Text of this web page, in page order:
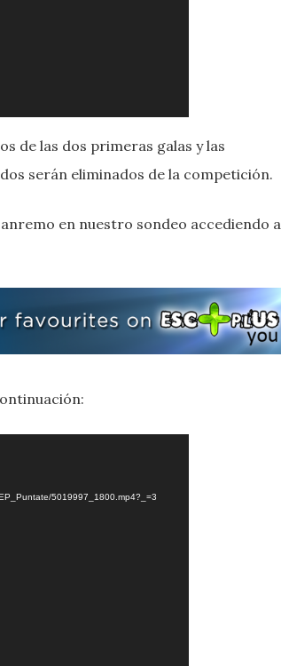
de las dos primeras galas y las
serán eliminados de la competición.
en nuestro sondeo accediendo a
5019997_1800.mp4?_=3